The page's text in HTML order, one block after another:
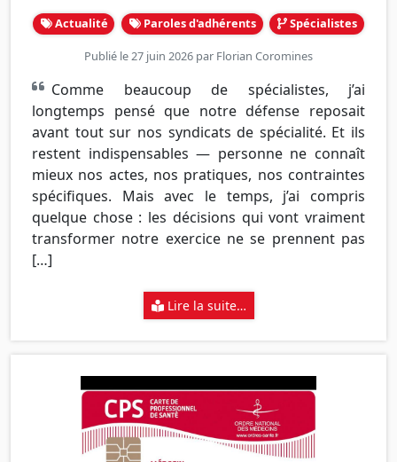
Actualité Paroles d'adhérents Spécialistes
Publié le 27 juin 2026 par Florian Coromines
Comme beaucoup de spécialistes, j’ai
longtemps pensé que notre défense reposait
avant tout sur nos syndicats de spécialité. Et ils
restent indispensables — personne ne connaît
mieux nos actes, nos pratiques, nos contraintes
spécifiques. Mais avec le temps, j’ai compris
quelque chose : les décisions qui vont vraiment
transformer notre exercice ne se prennent pas
[…]
Lire la suite…